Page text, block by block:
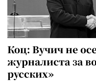
Коц: Вучич не
журналиста за
русских»